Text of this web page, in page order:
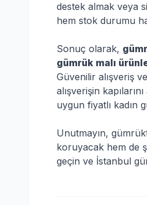
destek almak veya
hem stok durumu
Sonuç olarak,
gümrük malı
Güvenilir alışveriş
alışverişin
uygun fiyatlı kadın
Unutmayın,
koruyacak hem de
geçin ve İstanbul